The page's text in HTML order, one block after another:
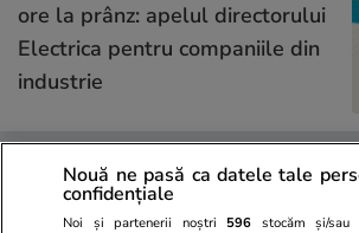
ore la prânz: apelul directorului
Electrica pentru companiile din
industrie
Știri România
Prima hartă climatică la scară
Nouă ne pasă ca datele tale
confidențiale
Noi și partenerii noștri 596 stocăm și/sau